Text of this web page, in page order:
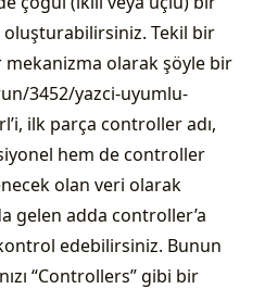
oluşturabilirsiniz. Tekil bir
mekanizma olarak şöyle bir
3452/yazci-uyumlu-
ilk parça controller adı,
hem de controller
olan veri olarak
gelen adda controller’a
edebilirsiniz. Bunun
“Controllers” gibi bir